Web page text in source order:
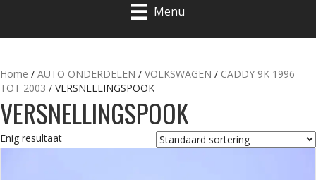
Menu
Home / AUTO ONDERDELEN / VOLKSWAGEN / CADDY 9K 1996
TOT 2003 / VERSNELLINGSPOOK
VERSNELLINGSPOOK
Enig resultaat